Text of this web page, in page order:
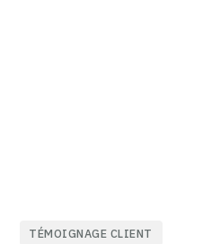
TÉMOIGNAGE CLIENT